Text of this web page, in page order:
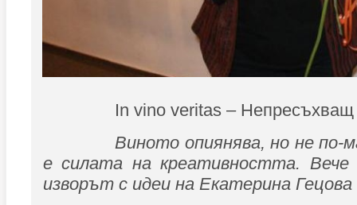
In vino veritas – Непресъхващ
Виното опиянява, но не по-
е силата на креативността. Вече
изворът с идеи на Екатерина